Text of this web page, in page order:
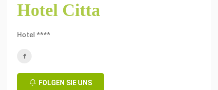
Hotel Citta
Hotel ****
FOLGEN SIE UNS